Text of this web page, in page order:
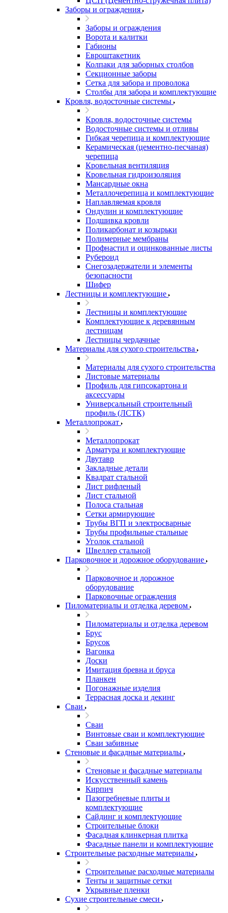
Заборы и ограждения
Заборы и ограждения
Ворота и калитки
Габионы
Евроштакетник
Колпаки для заборных столбов
Секционные заборы
Сетка для забора и проволока
Столбы для забора и комплектующие
Кровля, водосточные системы
Кровля, водосточные системы
Водосточные системы и отливы
Гибкая черепица и комплектующие
Керамическая (цементно-песчаная)
черепица
Кровельная вентиляция
Кровельная гидроизоляция
Мансардные окна
Металлочерепица и комплектующие
Наплавляемая кровля
Ондулин и комплектующие
Подшивка кровли
Поликарбонат и козырьки
Полимерные мембраны
Профнастил и оцинкованные листы
Рубероид
Снегозадержатели и элементы
безопасности
Шифер
Лестницы и комплектующие
Лестницы и комплектующие
Комплектующие к деревянным
лестницам
Лестницы чердачные
Материалы для сухого строительства
Материалы для сухого строительства
Листовые материалы
Профиль для гипсокартона и
аксессуары
Универсальный строительный
профиль (ЛСТК)
Металлопрокат
Металлопрокат
Арматура и комплектующие
Двутавр
Закладные детали
Квадрат стальной
Лист рифленый
Лист стальной
Полоса стальная
Сетки армирующие
Трубы ВГП и электросварные
Трубы профильные стальные
Уголок стальной
Швеллер стальной
Парковочное и дорожное оборудование
Парковочное и дорожное
оборудование
Парковочные ограждения
Пиломатериалы и отделка деревом
Пиломатериалы и отделка деревом
Брус
Брусок
Вагонка
Доски
Имитация бревна и бруса
Планкен
Погонажные изделия
Террасная доска и декинг
Сваи
Сваи
Винтовые сваи и комплектующие
Сваи забивные
Стеновые и фасадные материалы
Стеновые и фасадные материалы
Искусственный камень
Кирпич
Пазогребневые плиты и
комплектующие
Сайдинг и комплектующие
Строительные блоки
Фасадная клинкерная плитка
Фасадные панели и комплектующие
Строительные расходные материалы
Строительные расходные материалы
Тенты и защитные сетки
Укрывные пленки
Сухие строительные смеси